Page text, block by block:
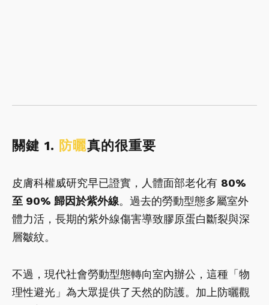
關鍵 1. 防曬真的很重要
皮膚科權威研究早已證實，人體面部老化有 80%
至 90% 歸因於紫外線。過去的勞動型態多屬室外
體力活，長期的紫外線傷害導致膠原蛋白斷裂與深
層皺紋。
不過，現代社會勞動型態轉向室內辦公，這種「物
理性避光」為大眾提供了天然的防護。加上防曬觀